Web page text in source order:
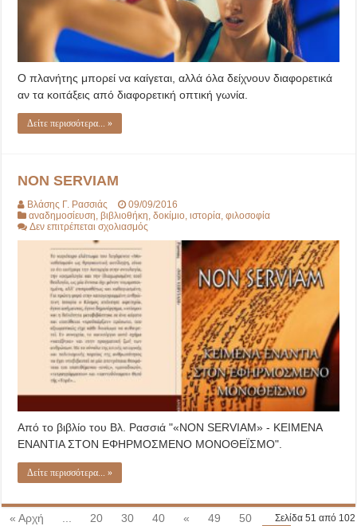
Ο πλανήτης μπορεί να καίγεται, αλλά όλα δείχνουν διαφορετικά
αν τα κοιτάξεις από διαφορετική οπτική γωνία.
Δείτε περισσότερα... »
NON SERVIAM
Βλάσης Γ. Ρασσιάς
09/09/2016
αναδημοσίευση,βιβλιοθήκη,δοκίμιο,ιστορία,φιλοσοφία
Δεν επιτρέπεται σχολιασμός
SERVIAM
Από το βιβλίο του Βλ. Ρασσιά "«NON SERVIAM» - ΚΕΙΜΕΝΑ
ΕΝΑΝΤΙΑ ΣΤΟΝ ΕΦΗΡΜΟΣΜΕΝΟ ΜΟΝΟΘΕΪΣΜΟ".
Δείτε περισσότερα... »
Σελίδα 51 από 102
« Αρχή 20 30 40 « 49
50